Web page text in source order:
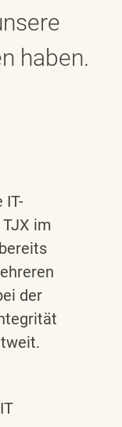
haben.
IT-
im
der